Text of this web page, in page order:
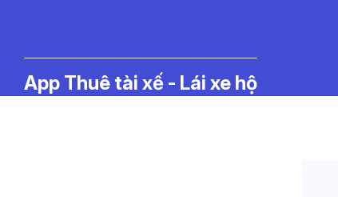
App Thuê tài xế - Lái xe hộ
Tài Xế Lái Xe Hộ | LMD -